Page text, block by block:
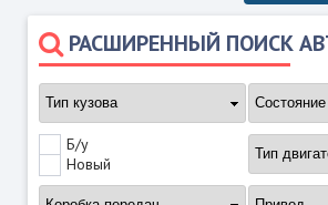
РАСШИРЕННЫЙ ПОИСК
Б/у
Новый